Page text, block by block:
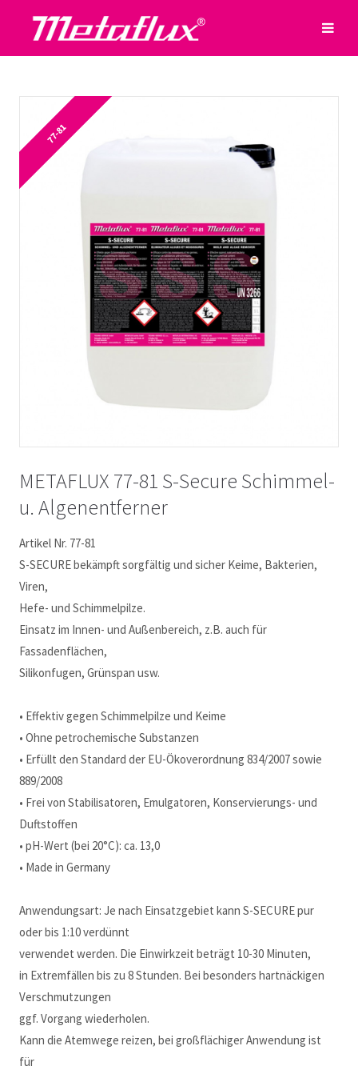
77-81
METAFLUX 77-81 S-Secure Schimmel-
u. Algenentferner
Artikel Nr. 77-81
S-SECURE bekämpft sorgfältig und sicher Keime, Bakterien,
Viren,
Hefe- und Schimmelpilze.
Einsatz im Innen- und Außenbereich, z.B. auch für
Fassadenflächen,
Silikonfugen, Grünspan usw.
• Effektiv gegen Schimmelpilze und Keime
• Ohne petrochemische Substanzen
• Erfüllt den Standard der EU-Ökoverordnung 834/2007 sowie
889/2008
• Frei von Stabilisatoren, Emulgatoren, Konservierungs- und
Duftstoffen
• pH-Wert (bei 20°C): ca. 13,0
• Made in Germany
Anwendungsart: Je nach Einsatzgebiet kann S-SECURE pur
oder bis 1:10 verdünnt
verwendet werden. Die Einwirkzeit beträgt 10-30 Minuten,
in Extremfällen bis zu 8 Stunden. Bei besonders hartnäckigen
Verschmutzungen
ggf. Vorgang wiederholen.
Kann die Atemwege reizen, bei großflächiger Anwendung ist
für